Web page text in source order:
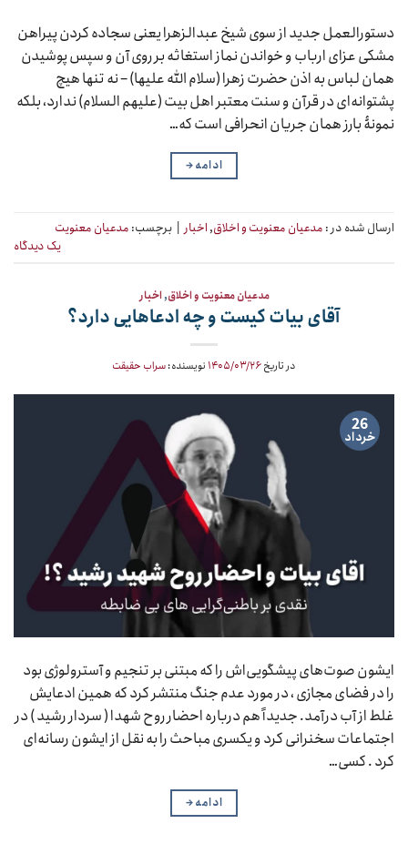
دستورالعمل جدید از سوی شیخ عبدالزهرا یعنی سجاده کردن پیراهن
مشکی عزای ارباب و خواندن نماز استغاثه بر روی آن و سپس پوشیدن
همان لباس به اذن حضرت زهرا (سلام الله علیها) – نه تنها هیچ
پشتوانه‌ای در قرآن و سنت معتبر اهل بیت (علیهم السلام) ندارد، بلکه
نمونۀ بارز همان جریان انحرافی است که…
ادامه→
ارسال شده در : مدعیان معنویت و اخلاق,اخبار برچسب: مدعیان معنویت
یک دیدگاه
مدعیان معنویت و اخلاق,اخبار
آقای بیات کیست و چه ادعاهایی دارد؟
در تاریخ۱۴۰۵/۰۳/۲۶ نویسنده:سراب حقیقت
26
خرداد
ایشون صوت‌های پیشگویی‌اش را که مبتنی بر تنجیم و آسترولوژی بود
را در فضای مجازی ، در مورد عدم جنگ منتشر کرد که همین ادعایش
غلط از آب درآمد. جدیداً هم درباره احضار روح شهدا ( سردار رشید ) در
اجتماعات سخنرانی کرد و یکسری مباحث را به نقل از ایشون رسانه‌ای
کرد . کسی…
ادامه→